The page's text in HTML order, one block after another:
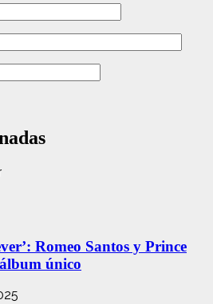
Romeo Santos y Prince
único